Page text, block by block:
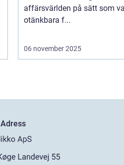
affärsvärlden på sätt som
otänkbara f...
06 november 2025
Adress